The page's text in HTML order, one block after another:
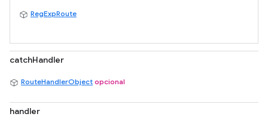
RegExpRoute
catchHandler
RouteHandlerObject opcional
handler